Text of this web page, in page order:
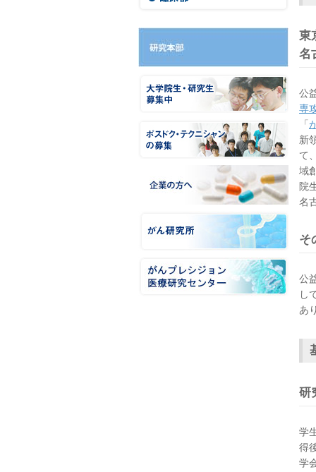
東
名
公
専
「
新
て
域
院
名
そ
公
し
あ
研
学
得
学